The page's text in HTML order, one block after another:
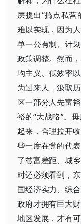
层提出“搞点私营
难以实现，因为
单一公有制、计
政策调整。然而
均主义、低效率
为过来人，汲取
区一部分人先富
裕的“大战略”。
起来，合理拉开
些一度在党的代
了贫富差距、城
时还必须看到，
国经济实力、综
政府才拥有巨大
地区发展，才有